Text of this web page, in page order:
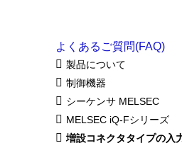
よくあるご質問(FAQ)
製品について
制御機器
シーケンサ MELSEC
MELSEC iQ-Fシリーズ
増設コネクタタイプの入